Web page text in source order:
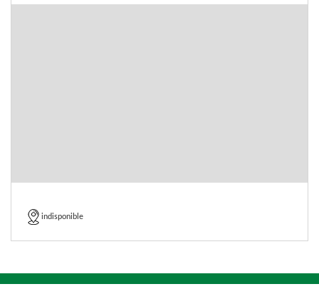
indisponible